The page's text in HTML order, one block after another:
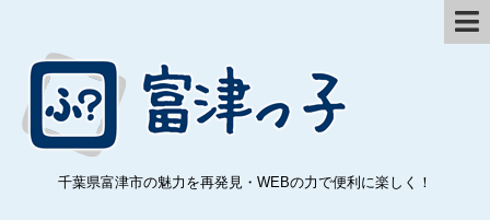
千葉県富津市の魅力を再発見・WEBの力で便利に楽しく！